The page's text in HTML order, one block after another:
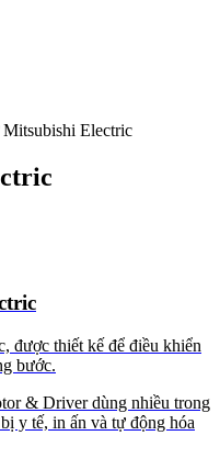
Electric
được thiết kế để điều khiển
bước.
& Driver dùng nhiều trong
y tế, in ấn và tự động hóa